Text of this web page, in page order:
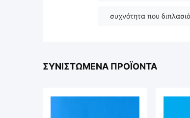
συχνότητα που
ΣΥΝΙΣΤΏΜΕΝΑ ΠΡΟΪΌΝΤΑ